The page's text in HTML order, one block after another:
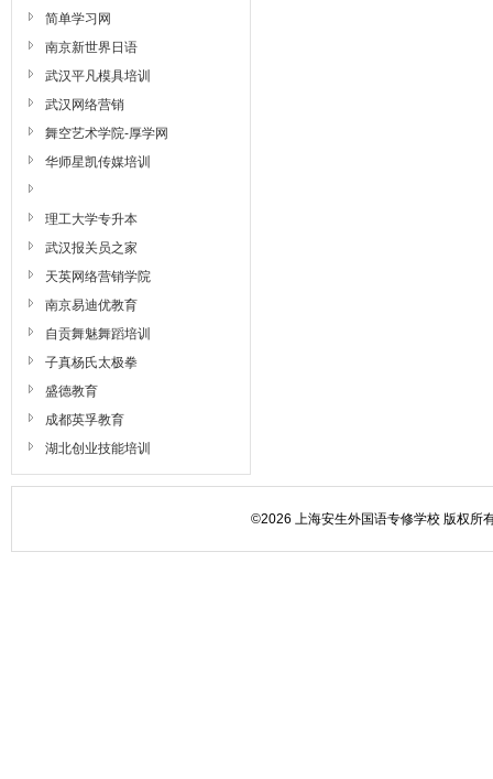
简单学习网
南京新世界日语
武汉平凡模具培训
武汉网络营销
舞空艺术学院-厚学网
华师星凯传媒培训
理工大学专升本
武汉报关员之家
天英网络营销学院
南京易迪优教育
自贡舞魅舞蹈培训
子真杨氏太极拳
盛德教育
成都英孚教育
湖北创业技能培训
©2026 上海安生外国语专修学校 版权所